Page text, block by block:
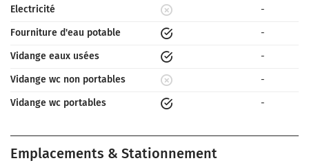
Electricité
-
Fourniture d'eau potable
-
Vidange eaux usées
-
Vidange wc non portables
-
Vidange wc portables
-
Emplacements & Stationnement